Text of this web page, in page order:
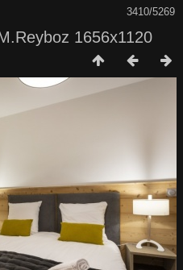
3410/5269
1656x1120